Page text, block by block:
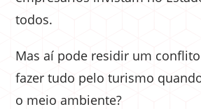
todos.
Mas aí pode residir um
fazer tudo pelo turismo
o meio ambiente?